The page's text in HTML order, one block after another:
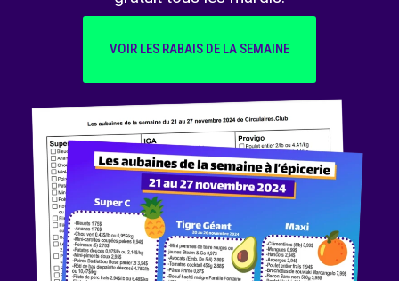
VOIR LES RABAIS DE LA SEMAINE